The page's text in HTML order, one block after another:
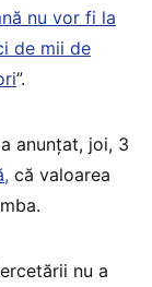
nu vor fi la
de mii de
”.
anunțat, joi, 3
că valoarea
nu a